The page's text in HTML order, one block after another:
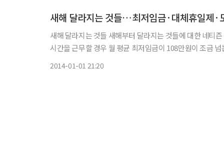
새해 달라지는 것들…최저임금·대체휴일제
새해 달라지는 것들 새해부터 달라지는 것들에 대한 네티즌 관심이 뜨겁다. 올해부터 최저임금이 시간당 5210원으로 오른다. 주 40
시간을 근무할 경우 월 평균 최저임금이 108만원이 조금 넘는다. 유아휴직급여는 현행 정액제인 월 50만원에서 육아휴
2014-01-01 21:20